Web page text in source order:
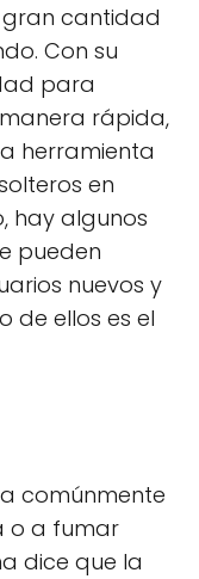
cantidad
Con su
para
rápida,
herramienta
en
hay algunos
pueden
nuevos y
de ellos es el
comúnmente
o a fumar
dice que la